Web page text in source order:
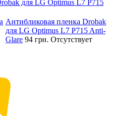
для LG Optimus L7 P715
Антибликовая пленка Drobak
для LG Optimus L7 P715 Anti-
Glare 94 грн. Отсутствует